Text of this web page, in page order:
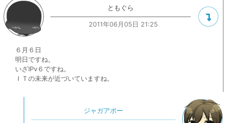
ともぐら
2011年06月05日 21:25
６月６日
明日ですね。
いざIPv６ですね。
ＩＴの未来が近づいていますね。
ジャガアポー